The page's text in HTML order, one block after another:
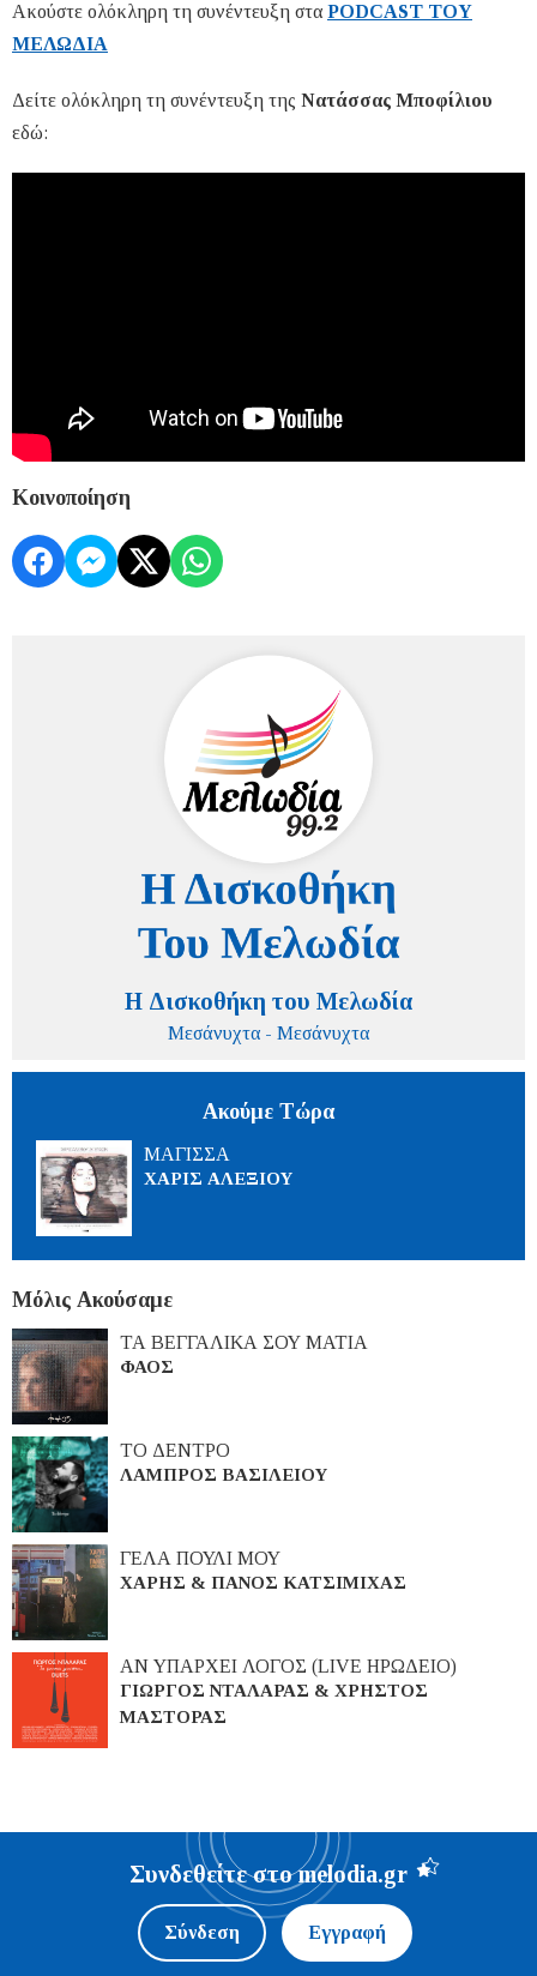
Ακούστε ολόκληρη τη συνέντευξη στα PODCAST TOY
ΜΕΛΩΔΙΑ
Δείτε ολόκληρη τη συνέντευξη της Νατάσσας Μποφίλιου
εδώ:
Κοινοποίηση
Η Δισκοθήκη του Μελωδία
Μεσάνυχτα - Μεσάνυχτα
Ακούμε Τώρα
ΜΑΓΙΣΣΑ
ΧΑΡΙΣ ΑΛΕΞΙΟΥ
Μόλις Ακούσαμε
ΤΑ ΒΕΓΓΑΛΙΚΑ ΣΟΥ ΜΑΤΙΑ
ΦΑΟΣ
ΤΟ ΔΕΝΤΡΟ
ΛΑΜΠΡΟΣ ΒΑΣΙΛΕΙΟΥ
ΓΕΛΑ ΠΟΥΛΙ ΜΟΥ
ΧΑΡΗΣ & ΠΑΝΟΣ ΚΑΤΣΙΜΙΧΑΣ
ΑΝ ΥΠΑΡΧΕΙ ΛΟΓΟΣ (LIVE ΗΡΩΔΕΙΟ)
ΓΙΩΡΓΟΣ ΝΤΑΛΑΡΑΣ & ΧΡΗΣΤΟΣ
ΜΑΣΤΟΡΑΣ
Συνδεθείτε στο melodia.gr
Σύνδεση Εγγραφή